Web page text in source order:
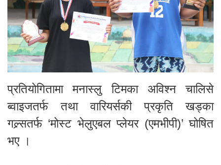
प्रतियोगितामा मनास्लु टिमका अविश्न चालिसे
ब्वाइजतर्फ तथा वारियर्सकी प्रकृति खड्का
गल्र्सतर्फ ‘मोस्ट भेलुएबल प्लेयर (एमभीपी)’ घोषित
भए ।